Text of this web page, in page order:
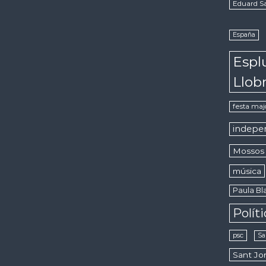
Eduard
España
festa
música
Paula
psc
Sant